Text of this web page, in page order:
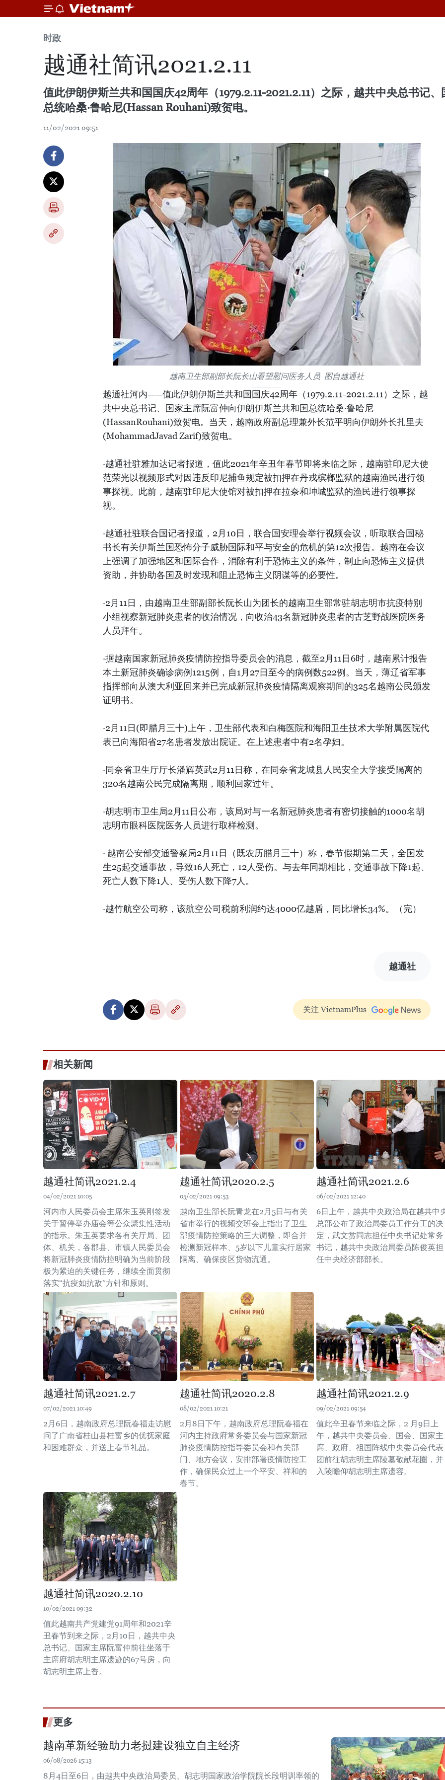
时政
越通社简讯2021.2.11
值此伊朗伊斯兰共和国国庆42周年（1979.2.11-2021.2.11）之际，越共中央总书记
总统哈桑·鲁哈尼(Hassan Rouhani)致贺电。
11/02/2021 09:51
越南卫生部副部长阮长山看望慰问医务人员 图自越通社
越通社河内——值此伊朗伊斯兰共和国国庆42周年（1979.2.11-2021.2.11）之际，越
共中央总书记、国家主席阮富仲向伊朗伊斯兰共和国总统哈桑·鲁哈尼
(HassanRouhani)致贺电。当天，越南政府副总理兼外长范平明向伊朗外长扎里夫
(MohammadJavad Zarif)致贺电。
·越通社驻雅加达记者报道，值此2021年辛丑年春节即将来临之际，越南驻印尼大使
范荣光以视频形式对因违反印尼捕鱼规定被扣押在丹戎槟榔监狱的越南渔民进行领
事探视。此前，越南驻印尼大使馆对被扣押在拉奈和坤城监狱的渔民进行领事探
视。
·越通社驻联合国记者报道，2月10日，联合国安理会举行视频会议，听取联合国秘
书长有关伊斯兰国恐怖分子威胁国际和平与安全的危机的第12次报告。越南在会议
上强调了加强地区和国际合作，消除有利于恐怖主义的条件，制止向恐怖主义提供
资助，并协助各国及时发现和阻止恐怖主义阴谋等的必要性。
·2月11日，由越南卫生部副部长阮长山为团长的越南卫生部常驻胡志明市抗疫特别
小组视察新冠肺炎患者的收治情况，向收治43名新冠肺炎患者的古芝野战医院医务
人员拜年。
·据越南国家新冠肺炎疫情防控指导委员会的消息，截至2月11日6时，越南累计报告
本土新冠肺炎确诊病例1215例，自1月27日至今的病例数522例。当天，薄辽省军事
指挥部向从澳大利亚回来并已完成新冠肺炎疫情隔离观察期间的325名越南公民颁发
证明书。
·2月11日(即腊月三十)上午，卫生部代表和白梅医院和海阳卫生技术大学附属医院代
表已向海阳省27名患者发放出院证。在上述患者中有2名孕妇。
·同奈省卫生厅厅长潘辉英武2月11日称，在同奈省龙城县人民安全大学接受隔离的
320名越南公民完成隔离期，顺利回家过年。
·胡志明市卫生局2月11日公布，该局对与一名新冠肺炎患者有密切接触的1000名胡
志明市眼科医院医务人员进行取样检测。
· 越南公安部交通警察局2月11日（既农历腊月三十）称，春节假期第二天，全国发
生25起交通事故，导致16人死亡，12人受伤。与去年同期相比，交通事故下降1起、
死亡人数下降1人、受伤人数下降7人。
·越竹航空公司称，该航空公司税前利润约达4000亿越盾，同比增长34%。（完）
越通社
关注 VietnamPlus
相关新闻
越通社简讯2021.2.4
04/02/2021 10:05
河内市人民委员会主席朱玉英刚签发
关于暂停举办庙会等公众聚集性活动
的指示。朱玉英要求各有关厅局、团
体、机关，各郡县、市镇人民委员会
将新冠肺炎疫情防控明确为当前阶段
极为紧迫的关键任务，继续全面贯彻
落实“抗疫如抗敌”方针和原则。
越通社简讯2020.2.5
05/02/2021 09:53
越南卫生部长阮青龙在2月5日与有关
省市举行的视频交班会上指出了卫生
部疫情防控策略的三大调整，即合并
检测新冠样本、5岁以下儿童实行居家
隔离、确保疫区货物流通。
越通社简讯2021.2.6
06/02/2021 12:40
6日上午，越共中央政治局在越共中
总部公布了政治局委员工作分工的决
定，武文赏同志担任中央书记处常务
书记，越共中央政治局委员陈俊英担
任中央经济部部长。
越通社简讯2021.2.7
07/02/2021 10:49
2月6日，越南政府总理阮春福走访慰
问了广南省桂山县桂富乡的优抚家庭
和困难群众，并送上春节礼品。
越通社简讯2020.2.8
08/02/2021 10:21
2月8日下午，越南政府总理阮春福在
河内主持政府常务委员会与国家新冠
肺炎疫情防控指导委员会和有关部
门、地方会议，安排部署疫情防控工
作，确保民众过上一个平安、祥和的
春节。
越通社简讯2021.2.9
09/02/2021 09:54
值此辛丑春节来临之际，2 月9日上
午，越共中央委员会、国会、国家主
席、政府、祖国阵线中央委员会代表
团前往胡志明主席陵墓敬献花圈，并
入陵瞻仰胡志明主席遗容。
越通社简讯2020.2.10
10/02/2021 09:32
值此越南共产党建党91周年和2021辛
丑春节到来之际，2月10日，越共中央
总书记、国家主席阮富仲前往坐落于
主席府胡志明主席遗迹的67号房，向
胡志明主席上香。
更多
越南革新经验助力老挝建设独立自主经济
06/08/2026 15:13
8月4日至6日，由越共中央政治局委员、胡志明国家政治学院院长段明训率领的